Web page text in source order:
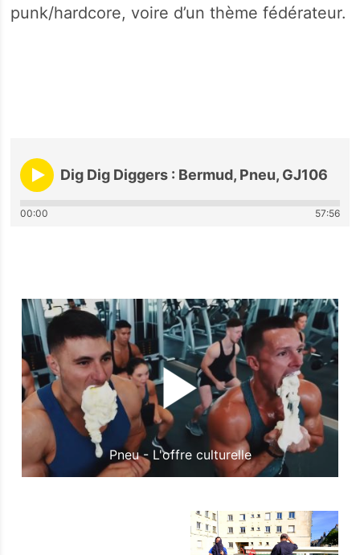
punk/hardcore, voire d’un thème fédérateur.
Dig Dig Diggers : Bermud, Pneu, GJ106
00:00 57:56
Pneu - L'offre culturelle